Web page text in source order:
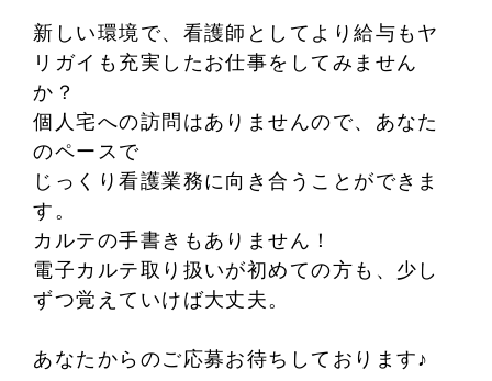
新しい環境で、看護師としてより給与もヤ
リガイも充実したお仕事をしてみません
か？
個人宅への訪問はありませんので、あなた
のペースで
じっくり看護業務に向き合うことができま
す。
カルテの手書きもありません！
電子カルテ取り扱いが初めての方も、少し
ずつ覚えていけば大丈夫。
あなたからのご応募お待ちしております♪